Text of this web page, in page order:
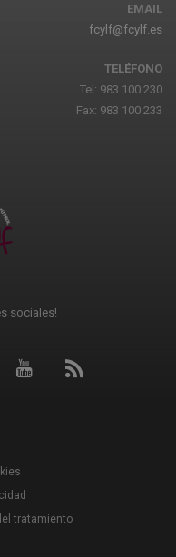
EMAIL
fcylf@fcylf.es
TELÉFONO
Tel: 983 100 230
Fax: 983 100 233
sociales!
tratamiento